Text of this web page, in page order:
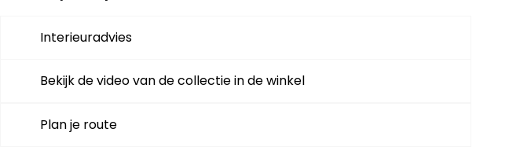
Interieuradvies
Bekijk de video van de collectie in de winkel
Plan je route